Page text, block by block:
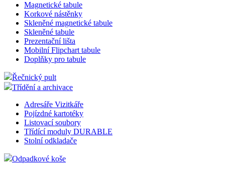
Magnetické tabule
Korkové nástěnky
Skleněné magnetické tabule
Skleněné tabule
Prezentační lišta
Mobilní Flipchart tabule
Doplňky pro tabule
Řečnický pult
Třídění a archivace
Adresáře Vizitkáře
Pojízdné kartotéky
Listovací soubory
Třídící moduly DURABLE
Stolní odkladače
Odpadkové koše